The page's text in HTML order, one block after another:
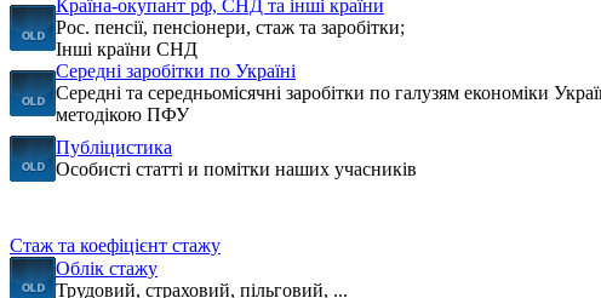
Країна-окупант рф, СНД та інші країни
Рос. пенсії, пенсіонери, стаж та заробітки;
Інші країни СНД
Середні заробітки по Україні
Середні та середньомісячні заробітки по галузям економіки
методікою ПФУ
Публіцистика
Особисті статті и помітки наших учасників
Стаж та коефіцієнт стажу
Облік стажу
Трудовий, страховий, пільговий, ...